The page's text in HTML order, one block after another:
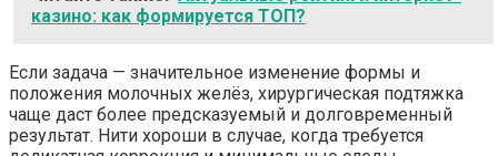
казино: как формируется ТОП?
Если задача — значительное изменение формы и
положения молочных желёз, хирургическая подтяжка
чаще даст более предсказуемый и долговременный
результат. Нити хороши в случае, когда требуется